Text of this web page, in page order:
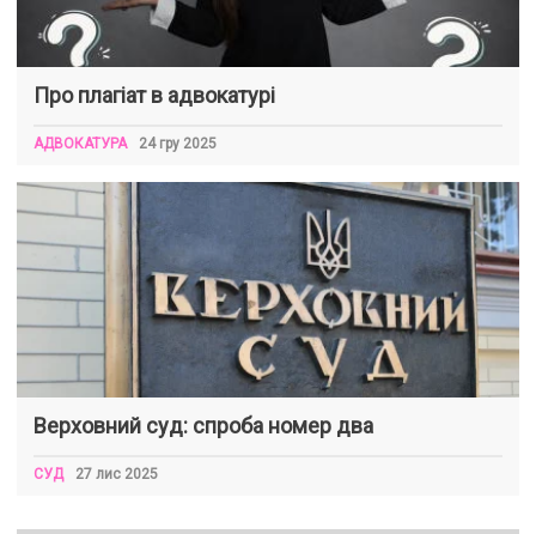
Про плагіат в адвокатурі
АДВОКАТУРА 24 гру 2025
Верховний суд: спроба номер два
СУД 27 лис 2025